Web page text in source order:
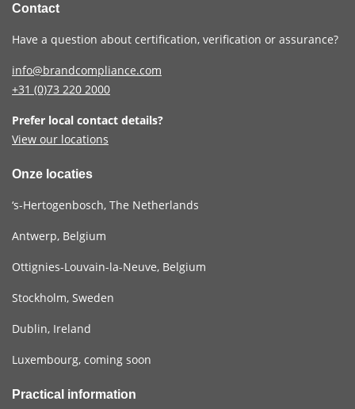
Contact
Have a question about certification, verification or assurance?
info@brandcompliance.com
+31 (0)73 220 2000
Prefer local contact details?
View our locations
Onze locaties
‘s-Hertogenbosch, The Netherlands
Antwerp, Belgium
Ottignies-Louvain-la-Neuve, Belgium
Stockholm, Sweden
Dublin, Ireland
Luxembourg, coming soon
Practical information